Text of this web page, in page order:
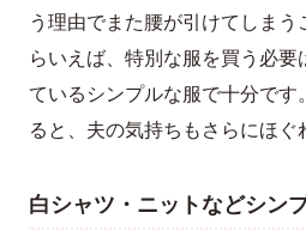
う理由でまた腰が引けてしま
らいえば、特別な服を買う必
ているシンプルな服で十分で
ると、夫の気持ちもさらにほぐ
白シャツ・ニットなどシン